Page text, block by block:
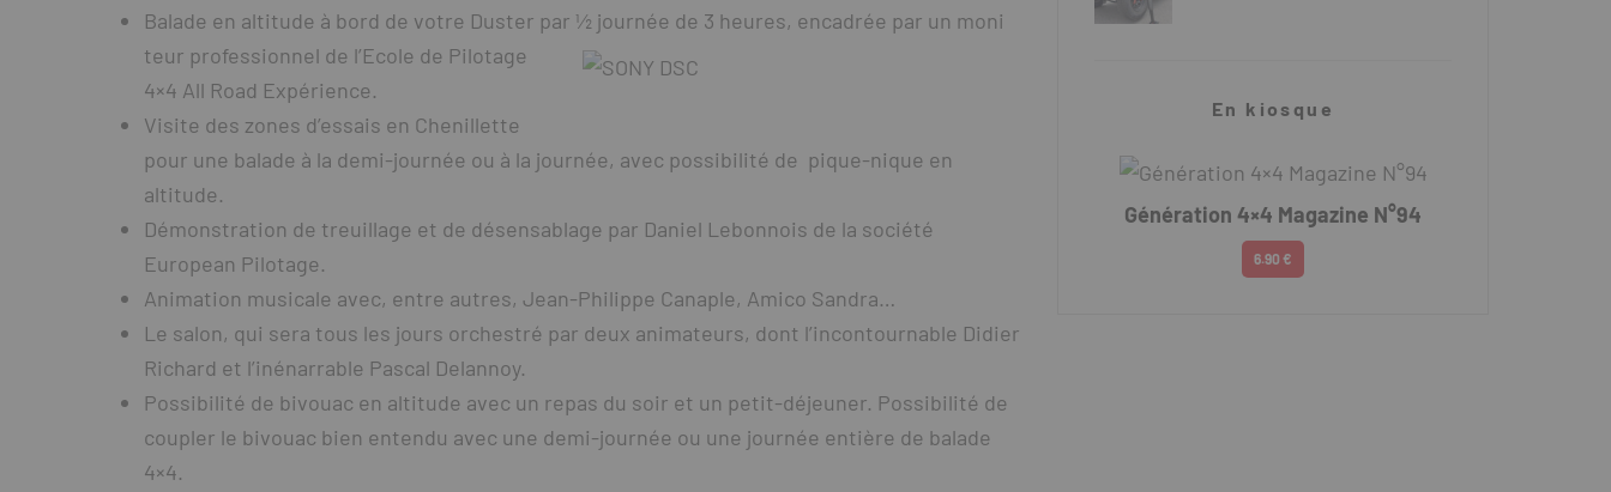
Balade en altitude à bord de votre Duster par ½ journée de 3 heures, encadrée par un moni
teur professionnel de l’Ecole de Pilotage
4×4 All Road Expérience.
Visite des zones d’essais en Chenillette
pour une balade à la demi-journée ou à la journée, avec possibilité de pique-nique en
altitude.
Démonstration de treuillage et de désensablage par Daniel Lebonnois de la société
European Pilotage.
Animation musicale avec, entre autres, Jean-Philippe Canaple, Amico Sandra…
Le salon, qui sera tous les jours orchestré par deux animateurs, dont l’incontournable Didier
Richard et l’inénarrable Pascal Delannoy.
Possibilité de bivouac en altitude avec un repas du soir et un petit-déjeuner. Possibilité de
coupler le bivouac bien entendu avec une demi-journée ou une journée entière de balade
4×4.
En kiosque
Génération 4×4 Magazine N°94
6.90 €